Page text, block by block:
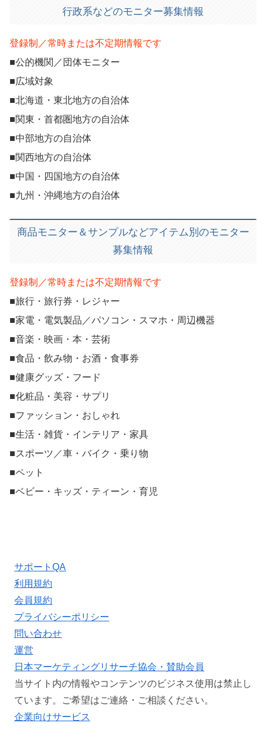
行政系などのモニター募集情報
登録制／常時または不定期情報です
■公的機関／団体モニター
■広域対象
■北海道・東北地方の自治体
■関東・首都圏地方の自治体
■中部地方の自治体
■関西地方の自治体
■中国・四国地方の自治体
■九州・沖縄地方の自治体
商品モニター＆サンプルなどアイテム別のモニター
募集情報
登録制／常時または不定期情報です
■旅行・旅行券・レジャー
■家電・電気製品／パソコン・スマホ・周辺機器
■音楽・映画・本・芸術
■食品・飲み物・お酒・食事券
■健康グッズ・フード
■化粧品・美容・サプリ
■ファッション・おしゃれ
■生活・雑貨・インテリア・家具
■スポーツ／車・バイク・乗り物
■ペット
■ベビー・キッズ・ティーン・育児
サポートQA
利用規約
会員規約
プライバシーポリシー
問い合わせ
運営
日本マーケティングリサーチ協会・賛助会員
当サイト内の情報やコンテンツのビジネス使用は禁止し
ています。ご希望はご連絡・ご相談ください。
企業向けサービス